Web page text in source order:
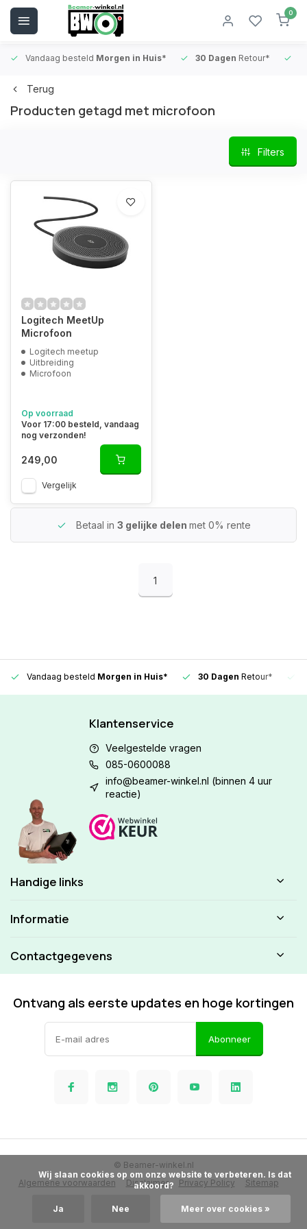
0
Vandaag besteld Morgen in Huis* 30 Dagen Retour*
Terug
Producten getagd met microfoon
Filters
Logitech MeetUp
Microfoon
Logitech meetup
Uitbreiding
Microfoon
Op voorraad
Voor 17:00 besteld, vandaag
nog verzonden!
249,00
Vergelijk
Betaal in 3 gelijke delen met 0% rente
1
Vandaag besteld Morgen in Huis* 30 Dagen Retour*
Klantenservice
Veelgestelde vragen
085-0600088
info@beamer-winkel.nl (binnen 4 uur
reactie)
Handige links
Informatie
Contactgegevens
Ontvang als eerste updates en hoge kortingen
Abonneer
Algemene voorwaarden Disclaimer Privacy Policy Sitemap
© Beamer-winkel.nl
akkoord?
Ja Nee Meer over cookies »